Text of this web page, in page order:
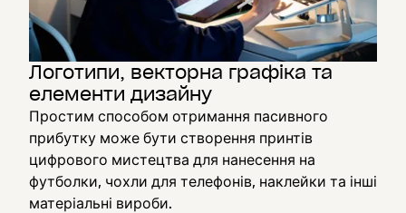
Логотипи, векторна графіка та
елементи дизайну
Простим способом отримання пасивного
прибутку може бути створення принтів
цифрового мистецтва для нанесення на
футболки, чохли для телефонів, наклейки та інші
матеріальні вироби.